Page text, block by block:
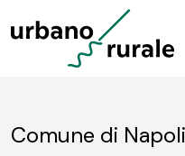
Comune di